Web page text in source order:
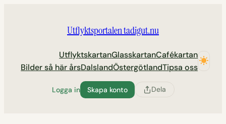
Utflyktsportalen tadigut.nu
UtflyktskartanGlasskartanCafékartan
Bilder så här årsDalslandÖstergötlandTipsa oss
Logga in Skapa konto Dela